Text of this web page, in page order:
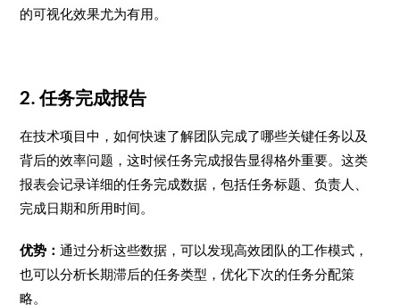
的可视化效果尤为有用。
2. 任务完成报告
在技术项目中，如何快速了解团队完成了哪些关键任务以及
背后的效率问题，这时候任务完成报告显得格外重要。这类
报表会记录详细的任务完成数据，包括任务标题、负责人、
完成日期和所用时间。
优势：通过分析这些数据，可以发现高效团队的工作模式，
也可以分析长期滞后的任务类型，优化下次的任务分配策
略。